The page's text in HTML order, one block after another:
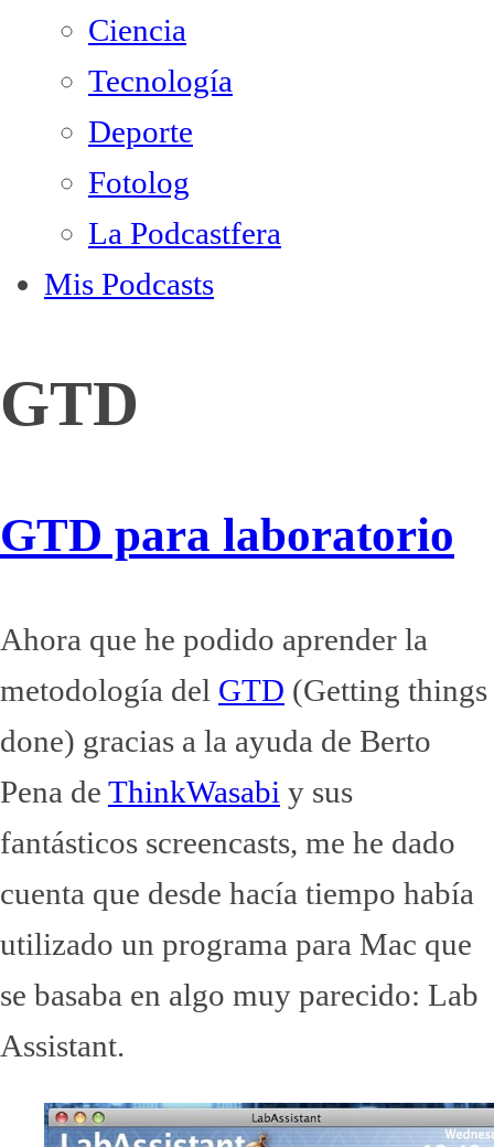
Ciencia
Tecnología
Deporte
Fotolog
La Podcastfera
Mis Podcasts
GTD
GTD para laboratorio
Ahora que he podido aprender la
metodología del GTD (Getting things
done) gracias a la ayuda de Berto
Pena de ThinkWasabi y sus
fantásticos screencasts, me he dado
cuenta que desde hacía tiempo había
utilizado un programa para Mac que
se basaba en algo muy parecido: Lab
Assistant.